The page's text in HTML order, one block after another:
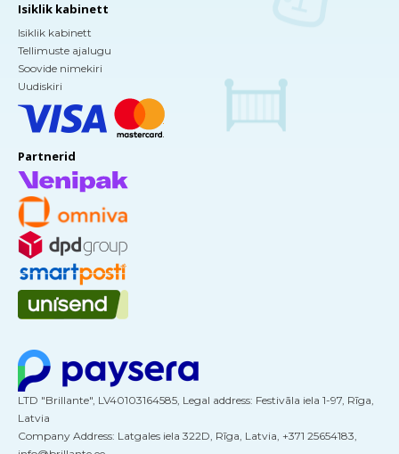
Isiklik kabinett
Isiklik kabinett
Tellimuste ajalugu
Soovide nimekiri
Uudiskiri
Partnerid
LTD "Brillante", LV40103164585, Legal address: Festivāla iela 1-97, Rīga,
Latvia
Company Address: Latgales iela 322D, Rīga, Latvia, +371 25654183,